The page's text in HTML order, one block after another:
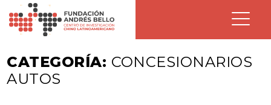
CATEGORÍA: CONCESIONARIOS
AUTOS